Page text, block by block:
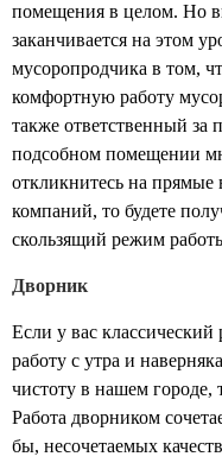
помещения в целом. Но
заканчивается на этом
мусоропродчика в том,
комфортную работу
также ответственный за
подсобном помещении
откликнитесь на
компаний, то будете
скользящий режим
Дворник
Если у вас
работу с утра и
чистоту в нашем городе,
Работа дворником
бы, несочетаемых